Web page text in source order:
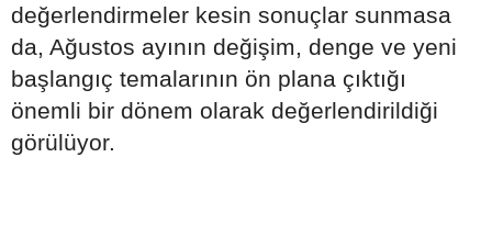
değerlendirmeler kesin sonuçlar sunmasa
da, Ağustos ayının değişim, denge ve yeni
başlangıç temalarının ön plana çıktığı
önemli bir dönem olarak değerlendirildiği
görülüyor.